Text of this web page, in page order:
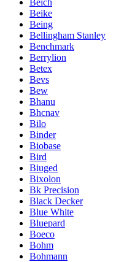
Beike
Being
Bellingham Stanley
Benchmark
Berrylion
Betex
Bevs
Bew
Bhanu
Bhcnav
Bilo
Binder
Biobase
Bird
Biuged
Bixolon
Bk Precision
Black Decker
Blue White
Bluepard
Boeco
Bohm
Bohmann